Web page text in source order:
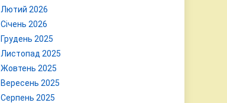
Лютий 2026
Січень 2026
Грудень 2025
Листопад 2025
Жовтень 2025
Вересень 2025
Серпень 2025